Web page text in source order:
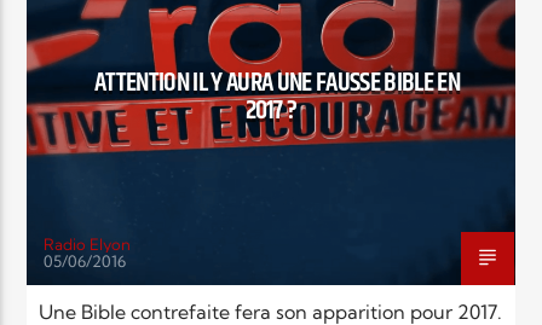
TITRE
ARTISTE
Radio Elyon
ATTENTION IL Y AURA UNE FAUSSE BIBLE EN
2017 ?
Radio Elyon
05/06/2016
Une Bible contrefaite fera son apparition pour 2017.